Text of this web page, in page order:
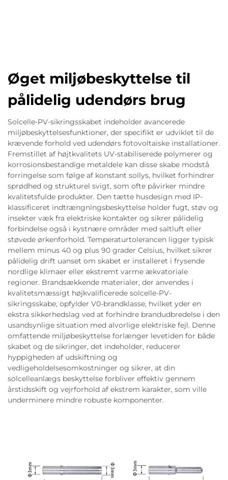
Øget miljøbeskyttelse til
pålidelig udendørs brug
Solcelle-PV-sikringsskabet indeholder avancerede
miljøbeskyttelsesfunktioner, der specifikt er udviklet til de
krævende forhold ved udendørs fotovoltaiske installationer.
Fremstillet af højtkvalitets UV-stabiliserede polymerer og
korrosionsbestandige metaldele kan disse skabe modstå
forringelse som følge af konstant sollys, hvilket forhindrer
sprødhed og strukturel svigt, som ofte påvirker mindre
kvalitetsfulde produkter. Den tætte husdesign med IP-
klassificeret indtrængningsbeskyttelse holder fugt, støv og
insekter væk fra elektriske kontakter og sikrer pålidelig
forbindelse også i kystnære områder med saltluft eller
støvede ørkenforhold. Temperaturtolerancen ligger typisk
mellem minus 40 og plus 90 grader Celsius, hvilket sikrer
pålidelig drift uanset om skabet er installeret i frysende
nordlige klimaer eller ekstremt varme ækvatoriale
regioner. Brandsækkende materialer, der anvendes i
kvalitetsmæssigt højkvalificerede solcelle-PV-
sikringsskabe, opfylder V0-brandklasse, hvilket yder en
ekstra sikkerhedslag ved at forhindre brandudbredelse i den
usandsynlige situation med alvorlige elektriske fejl. Denne
omfattende miljøbeskyttelse forlænger levetiden for både
skabet og de sikringer, det indeholder, reducerer
hyppigheden af udskiftning og
vedligeholdelsesomkostninger og sikrer, at din
solcelleanlægs beskyttelse forbliver effektiv gennem
årstidsskift og vejrforhold af ekstrem karakter, som ville
underminere mindre robuste komponenter.